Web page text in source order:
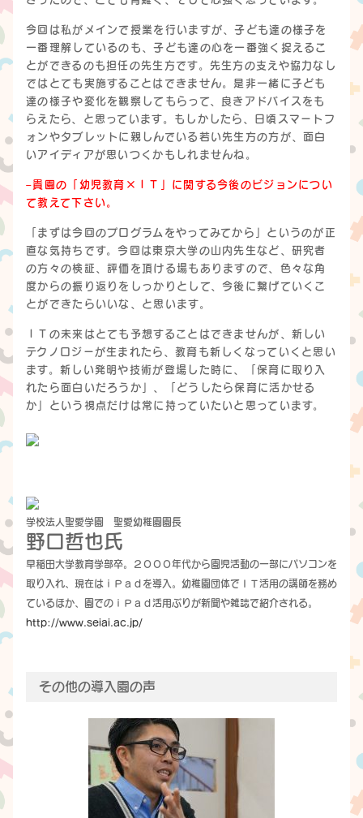
今回は私がメインで授業を行いますが、子ども達の様子を
一番理解しているのも、子ども達の心を一番強く捉えるこ
とができるのも担任の先生方です。先生方の支えや協力なし
ではとても実施することはできません。是非一緒に子ども
達の様子や変化を観察してもらって、良きアドバイスをも
らえたら、と思っています。もしかしたら、日頃スマートフ
ォンやタブレットに親しんでいる若い先生方の方が、面白
いアイディアが思いつくかもしれませんね。
–貴園の「幼児教育×ＩＴ」に関する今後のビジョンについ
て教えて下さい。
「まずは今回のプログラムをやってみてから」というのが正
直な気持ちです。今回は東京大学の山内先生など、研究者
の方々の検証、評価を頂ける場もありますので、色々な角
度からの振り返りをしっかりとして、今後に繋げていくこ
とができたらいいな、と思います。
ＩＴの未来はとても予想することはできませんが、新しい
テクノロジーが生まれたら、教育も新しくなっていくと思い
ます。新しい発明や技術が登場した時に、「保育に取り入
れたら面白いだろうか」、「どうしたら保育に活かせる
か」という視点だけは常に持っていたいと思っています。
学校法人聖愛学園 聖愛幼稚園園長
野口哲也氏
早稲田大学教育学部卒。２０００年代から園児活動の一部にパソコンを
取り入れ、現在はｉＰａｄを導入。幼稚園団体でＩＴ活用の講師を務め
ているほか、園でのｉＰａｄ活用ぶりが新聞や雑誌で紹介される。
http://www.seiai.ac.jp/
その他の導入園の声